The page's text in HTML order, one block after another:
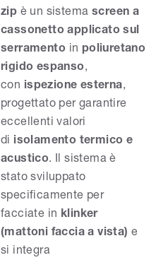
zip è un sistema screen a
cassonetto applicato sul
serramento in poliuretano
rigido espanso,
con ispezione esterna,
progettato per garantire
eccellenti valori
di isolamento termico e
acustico. Il sistema è
stato sviluppato
specificamente per
facciate in klinker
(mattoni faccia a vista) e
si integra